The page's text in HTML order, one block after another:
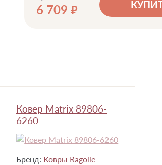
6 709 руб.
Ковер Matrix 89806-
6260
Бренд: Ковры Ragolle